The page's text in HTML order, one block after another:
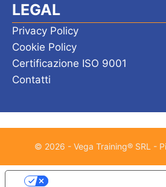
LEGAL
Privacy Policy
Cookie Policy
Certificazione ISO 9001
Contatti
© 2026 - Vega Training® SRL -
Le tue preferenze